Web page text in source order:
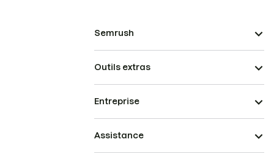
Semrush
Outils extras
Entreprise
Assistance